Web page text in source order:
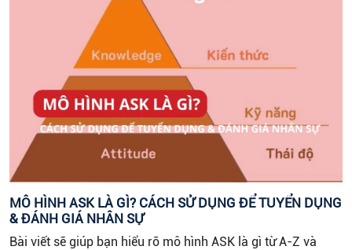
MÔ HÌNH ASK LÀ GÌ? CÁCH SỬ DỤNG ĐỂ TUYỂN DỤNG
& ĐÁNH GIÁ NHÂN SỰ
Bài viết sẽ giúp bạn hiểu rõ mô hình ASK là gì từ A-Z và